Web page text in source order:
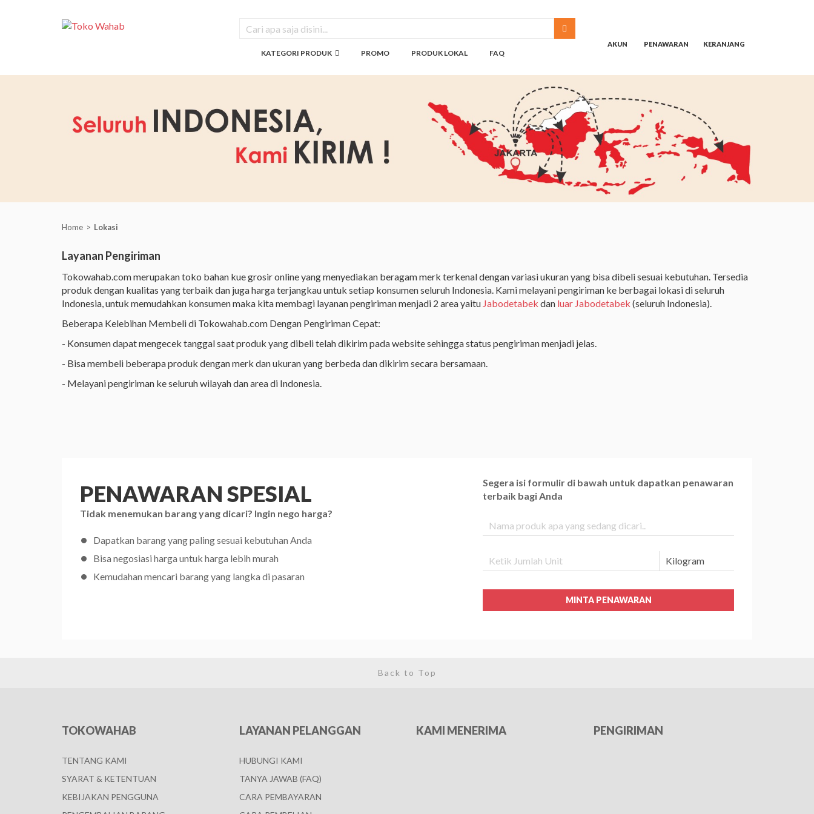
AKUN PENAWARAN KERANJANG
KATEGORI PRODUK PROMO PRODUK LOKAL FAQ
Home Lokasi
Layanan Pengiriman
Tokowahab.com merupakan toko bahan kue grosir online yang menyediakan beragam merk terkenal dengan variasi ukuran yang bisa dibeli sesuai kebutuhan. Tersedia
produk dengan kualitas yang terbaik dan juga harga terjangkau untuk setiap konsumen seluruh Indonesia. Kami melayani pengiriman ke berbagai lokasi di seluruh
Indonesia, untuk memudahkan konsumen maka kita membagi layanan pengiriman menjadi 2 area yaitu Jabodetabek dan luar Jabodetabek (seluruh Indonesia).
Beberapa Kelebihan Membeli di Tokowahab.com Dengan Pengiriman Cepat:
- Konsumen dapat mengecek tanggal saat produk yang dibeli telah dikirim pada website sehingga status pengiriman menjadi jelas.
- Bisa membeli beberapa produk dengan merk dan ukuran yang berbeda dan dikirim secara bersamaan.
- Melayani pengiriman ke seluruh wilayah dan area di Indonesia.
PENAWARAN SPESIAL
Tidak menemukan barang yang dicari? Ingin nego harga?
Dapatkan barang yang paling sesuai kebutuhan Anda
Bisa negosiasi harga untuk harga lebih murah
Kemudahan mencari barang yang langka di pasaran
Segera isi formulir di bawah untuk dapatkan penawaran
terbaik bagi Anda
MINTA PENAWARAN
Back to Top
TOKOWAHAB
TENTANG KAMI
SYARAT & KETENTUAN
KEBIJAKAN PENGGUNA
LAYANAN PELANGGAN
HUBUNGI KAMI
TANYA JAWAB (FAQ)
CARA PEMBAYARAN
KAMI MENERIMA PENGIRIMAN